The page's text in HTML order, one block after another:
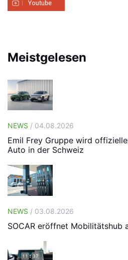
Meistgelesen
NEWS / 04.08.2026
Emil Frey Gruppe wird
Auto in der Schweiz
NEWS / 03.08.2026
SOCAR eröffnet Mobilitätshub